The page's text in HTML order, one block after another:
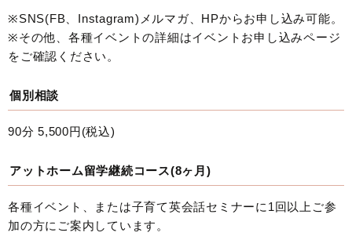
※SNS(FB、Instagram)メルマガ、HPからお申し込み可能。
※その他、各種イベントの詳細はイベントお申し込みページ
をご確認ください。
個別相談
90分 5,500円(税込)
アットホーム留学継続コース(8ヶ月)
各種イベント、または子育て英会話セミナーに1回以上ご参
加の方にご案内しています。